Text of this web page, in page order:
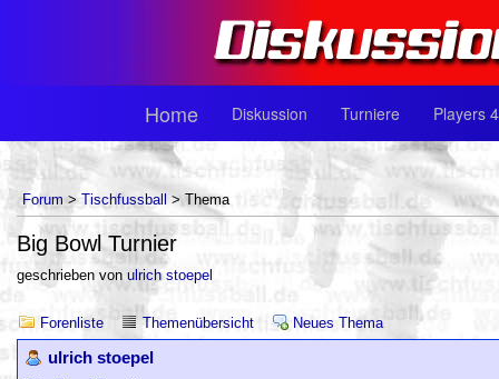
Home Diskussion Turniere Players
Forum > Tischfussball > Thema
Big Bowl Turnier
geschrieben von ulrich stoepel
Forenliste Themenübersicht Neues Thema
ulrich stoepel